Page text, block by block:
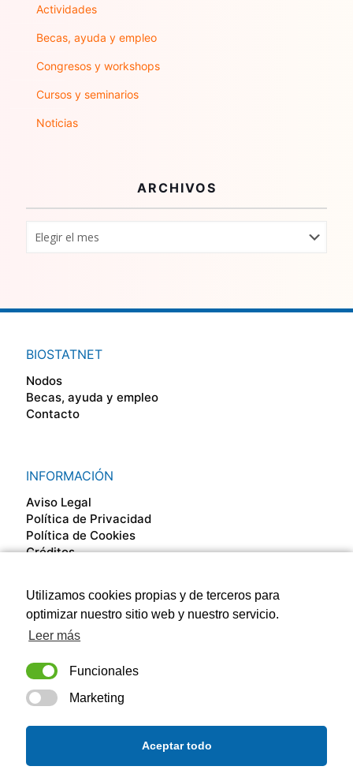
Utilizamos cookies propias y de terceros para
optimizar nuestro sitio web y nuestro servicio.
Leer más
Funcionales
Marketing
Aceptar todo
Actividades
Becas, ayuda y empleo
Congresos y workshops
Cursos y seminarios
Noticias
ARCHIVOS
BIOSTATNET
Nodos
Becas, ayuda y empleo
Contacto
INFORMACIÓN
Aviso Legal
Política de Privacidad
Política de Cookies
Créditos
SÍGUENOS EN